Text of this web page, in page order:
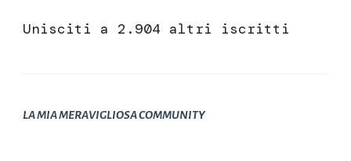
Unisciti a 2.904 altri iscritti
LA MIA MERAVIGLIOSA COMMUNITY